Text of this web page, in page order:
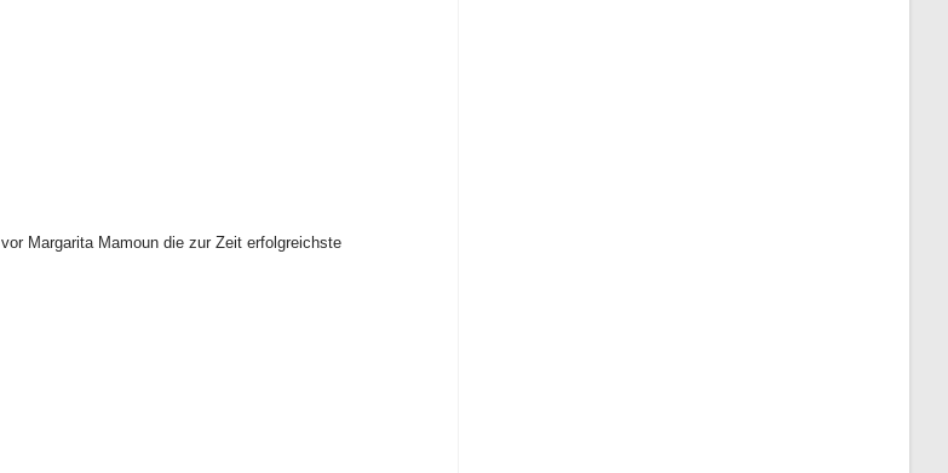
Margarita Mamoun die zur Zeit erfolgreichste